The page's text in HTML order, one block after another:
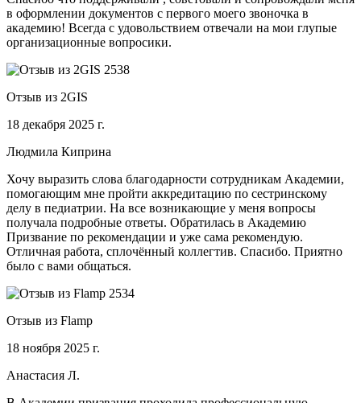
в оформлении документов с первого моего звоночка в
академию! Всегда с удовольствием отвечали на мои глупые
организационные вопросики.
Отзыв из 2GIS
18 декабря 2025 г.
Людмила Киприна
Хочу выразить слова благодарности сотрудникам Академии,
помогающим мне пройти аккредитацию по сестринскому
делу в педиатрии. На все возникающие у меня вопросы
получала подробные ответы. Обратилась в Академию
Призвание по рекомендации и уже сама рекомендую.
Отличная работа, сплочённый коллегтив. Спасибо. Приятно
было с вами общаться.
Отзыв из Flamp
18 ноября 2025 г.
Анастасия Л.